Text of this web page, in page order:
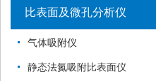
比表面及微孔分析仪
气体吸附仪
静态法氮吸附比表面仪